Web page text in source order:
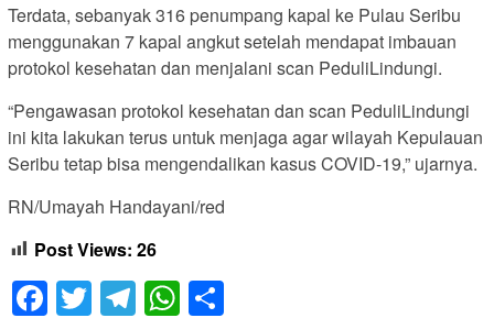
Terdata, sebanyak 316 penumpang kapal ke Pulau Seribu
menggunakan 7 kapal angkut setelah mendapat imbauan
protokol kesehatan dan menjalani scan PeduliLindungi.
“Pengawasan protokol kesehatan dan scan PeduliLindungi
ini kita lakukan terus untuk menjaga agar wilayah Kepulauan
Seribu tetap bisa mengendalikan kasus COVID-19,” ujarnya.
RN/Umayah Handayani/red
Post Views: 26
Facebook
TwitterTelegram
WhatsApp